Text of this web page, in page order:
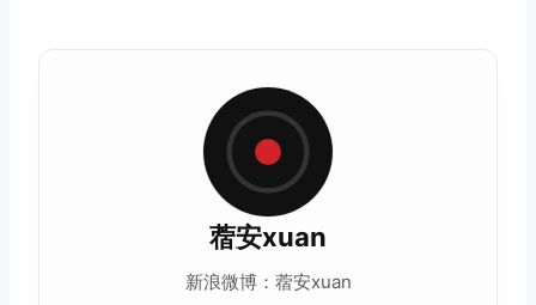
蓿安xuan
新浪微博：蓿安xuan